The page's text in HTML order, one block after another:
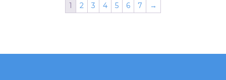
1 2 3 4 5 6 7 →